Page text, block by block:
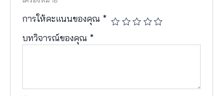
การให้คะแนนของคุณ *
บทวิจารณ์ของคุณ *